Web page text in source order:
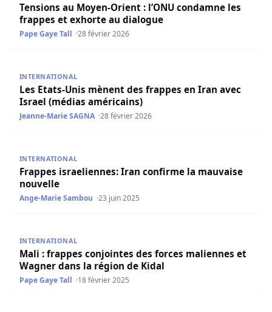
Tensions au Moyen-Orient : l’ONU condamne les
frappes et exhorte au dialogue
Pape Gaye Tall 28 février 2026
INTERNATIONAL
Les Etats-Unis mènent des frappes en Iran avec
Israel (médias américains)
Jeanne-Marie SAGNA 28 février 2026
INTERNATIONAL
Frappes israeliennes: Iran confirme la mauvaise
nouvelle
Ange-Marie Sambou 23 juin 2025
INTERNATIONAL
Mali : frappes conjointes des forces maliennes et
Wagner dans la région de Kidal
Pape Gaye Tall 18 février 2025